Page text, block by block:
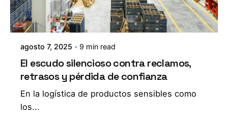
agosto 7, 2025 9 min read
El escudo silencioso contra reclamos,
retrasos y pérdida de confianza
En la logística de productos sensibles como
los...